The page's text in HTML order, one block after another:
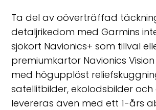
Ta del av oöverträffad
detaljrikedom med Garmins
sjökort Navionics+ som tillval
premiumkartor Navionics
med högupplöst
satellitbilder, ekolodsbilder och
levereras även med ett 1-års